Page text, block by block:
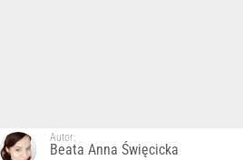
Autor:
Beata Anna Święcicka